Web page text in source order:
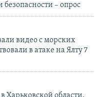
– опрос
видео с морских
в атаке на Ялту 7